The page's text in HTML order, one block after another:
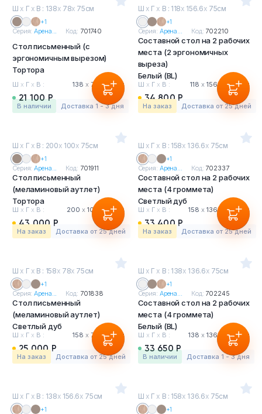
Ш х Г х В : 138х 78х 75см
+1
Серия:Арена... Код: 701740
Стол письменный (с
эргономичным вырезом)
Тортора
Ш х Г х В : 138 х78 х75 см
21 100 Р
в наличии Доставка 1 - 3 дня
Ш х Г х В : 118х 156.6х 75см
+1
Серия: Арена... Код: 702210
Составной стол на 2 рабочих
места (2 эргономичных
выреза)
Белый (BL)
Ш х Г х В : 118 х 156.6 х75 см
34 800 Р
На заказ Доставка от 25 дней
Ш х Г х В : 200х 100х 75см
+1
Серия:Арена... Код: 701911
Стол письменный
(меламиновый аутлет)
Тортора
Ш х Г х В : 200 х100 х75 см
43 000 Р
На заказ Доставка от 25 дней
Ш х Г х В : 158х 136.6х 75см
+1
Серия: Арена... Код: 702337
Составной стол на 2 рабочих
места (4 громмета)
Светлый дуб
Ш х Г х В : 158 х 136.6 х75 см
33 400 Р
На заказ Доставка от 25 дней
Ш х Г х В : 158х 78х 75см
+1
Серия:Арена... Код: 701838
Стол письменный
(меламиновый аутлет)
Светлый дуб
Ш х Г х В : 158 х78 х75 см
25 000 Р
На заказ Доставка от 25 дней
Ш х Г х В : 138х 136.6х 75см
+1
Серия: Арена... Код: 702245
Составной стол на 2 рабочих
места (4 громмета)
Белый (BL)
Ш х Г х В : 138 х 136.6 х75 см
33 650 Р
в наличии Доставка 1 - 3 дня
Ш х Г х В : 138х 156.6х 75см
+1
Ш х Г х В : 158х 136.6х 75см
+1